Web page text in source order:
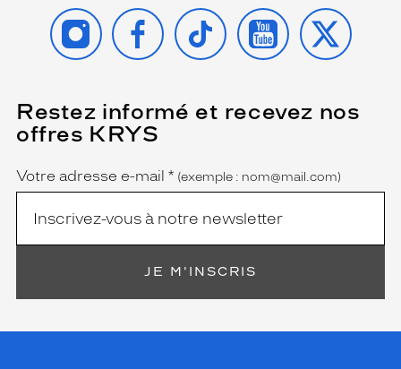
INSTAGRAMFACEBOOK
TIKTOK YOUTUBE
X
Restez informé et recevez nos
offres KRYS
Name
Votre adresse e-mail *
(Ce
champ
est
obligatoire)
(exemple : nom@mail.com)
JE M'INSCRIS